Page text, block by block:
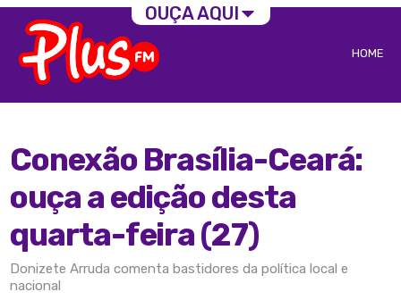
HOME
Conexão Brasília-Ceará:
ouça a edição desta
quarta-feira (27)
Donizete Arruda comenta bastidores da política local e
nacional
OUÇA AQUI